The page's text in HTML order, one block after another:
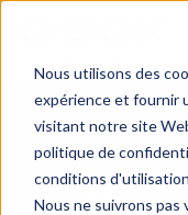
Nous utilisons des
expérience et fournir
visitant notre site
politique de
conditions
Nous ne suivrons
Ressources
BLOGUE